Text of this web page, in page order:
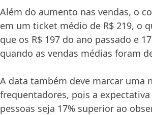
Além do aumento nas vendas, o
em um ticket médio de R$ 219, o
que os R$ 197 do ano passado e
quando as vendas médias foram
A data também deve marcar uma
frequentadores, pois a
pessoas seja 17% superior ao